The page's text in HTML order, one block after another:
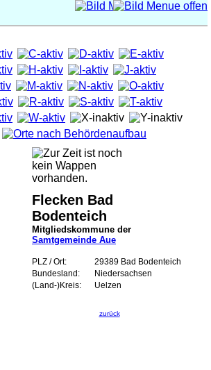
Flecken Bad
Bodenteich
Mitgliedskommune der
Samtgemeinde Aue
PLZ / Ort:
29389 Bad Bodenteich
Bundesland:
Niedersachsen
(Land-)Kreis:
Uelzen
zurück